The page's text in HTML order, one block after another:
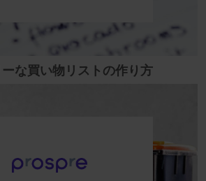
な買い物リストの作り方